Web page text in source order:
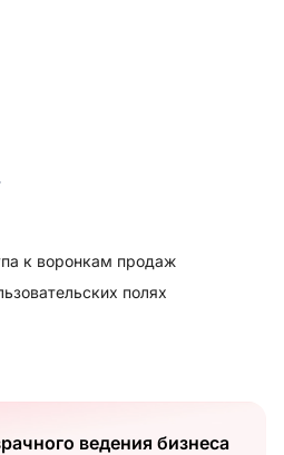
к воронкам продаж
полях
ведения бизнеса